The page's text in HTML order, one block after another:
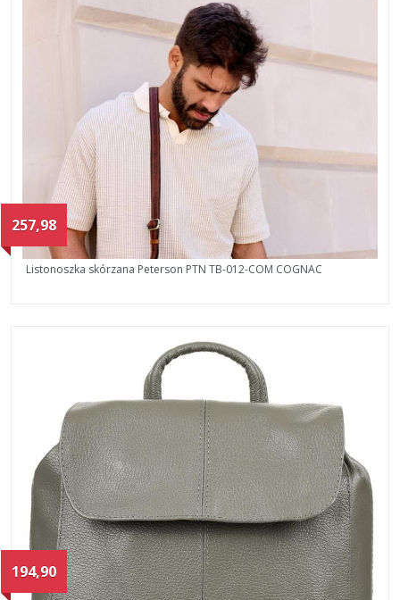
257,98
Listonoszka skórzana Peterson PTN TB-012-COM COGNAC
194,90